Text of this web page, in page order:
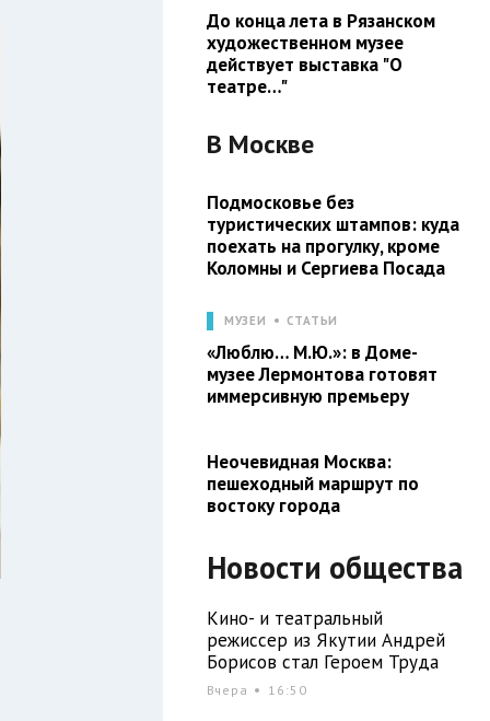
До конца лета в Рязанском
художественном музее
действует выставка "О
театре…"
В Москве
Подмосковье без
туристических штампов: куда
поехать на прогулку, кроме
Коломны и Сергиева Посада
МУЗЕИ СТАТЬИ
«Люблю… М.Ю.»: в Доме-
музее Лермонтова готовят
иммерсивную премьеру
Неочевидная Москва:
пешеходный маршрут по
востоку города
Новости общества
Кино- и театральный
режиссер из Якутии Андрей
Борисов стал Героем Труда
Вчера 16:50